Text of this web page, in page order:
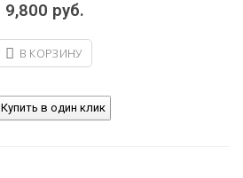
of
5
9,800 руб.
В КОРЗИНУ
Купить в один клик